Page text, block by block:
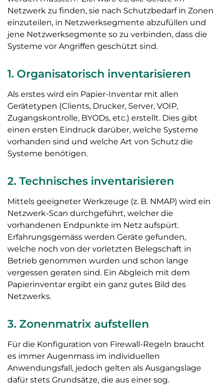
Netzwerk zu finden, sie nach Schutzbedarf in Zonen
einzuteilen, in Netzwerksegmente abzufüllen und
jene Netzwerksegmente so zu verbinden, dass die
Systeme vor Angriffen geschützt sind.
1. Organisatorisch inventarisieren
Als erstes wird ein Papier-Inventar mit allen
Gerätetypen (Clients, Drucker, Server, VOIP,
Zugangskontrolle, BYODs, etc.) erstellt. Dies gibt
einen ersten Eindruck darüber, welche Systeme
vorhanden sind und welche Art von Schutz die
Systeme benötigen.
2. Technisches inventarisieren
Mittels geeigneter Werkzeuge (z. B. NMAP) wird ein
Netzwerk-Scan durchgeführt, welcher die
vorhandenen Endpunkte im Netz aufspürt.
Erfahrungsgemäss werden Geräte gefunden,
welche noch von der vorletzten Belegschaft in
Betrieb genommen wurden und schon lange
vergessen geraten sind. Ein Abgleich mit dem
Papierinventar ergibt ein ganz gutes Bild des
Netzwerks.
3. Zonenmatrix aufstellen
Für die Konfiguration von Firewall-Regeln braucht
es immer Augenmass im individuellen
Anwendungsfall, jedoch gelten als Ausgangslage
dafür stets Grundsätze, die aus einer sog.